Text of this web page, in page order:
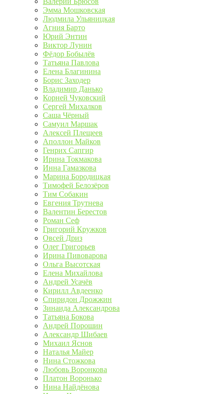
Эмма Мошковская
Людмила Ульяницкая
Агния Барто
Юрий Энтин
Виктор Лунин
Фёдор Бобылёв
Татьяна Павлова
Елена Благинина
Борис Заходер
Владимир Данько
Корней Чуковский
Сергей Михалков
Саша Чёрный
Самуил Маршак
Алексей Плещеев
Аполлон Майков
Генрих Сапгир
Ирина Токмакова
Инна Гамазкова
Марина Бородицкая
Тимофей Белозёров
Тим Собакин
Евгения Трутнева
Валентин Берестов
Роман Сеф
Григорий Кружков
Овсей Дриз
Олег Григорьев
Ирина Пивоварова
Ольга Высотская
Елена Михайлова
Андрей Усачёв
Кирилл Авдеенко
Спиридон Дрожжин
Зинаида Александрова
Татьяна Бокова
Андрей Порошин
Александр Шибаев
Михаил Яснов
Наталья Майер
Нина Стожкова
Любовь Воронкова
Платон Воронько
Нина Найдёнова